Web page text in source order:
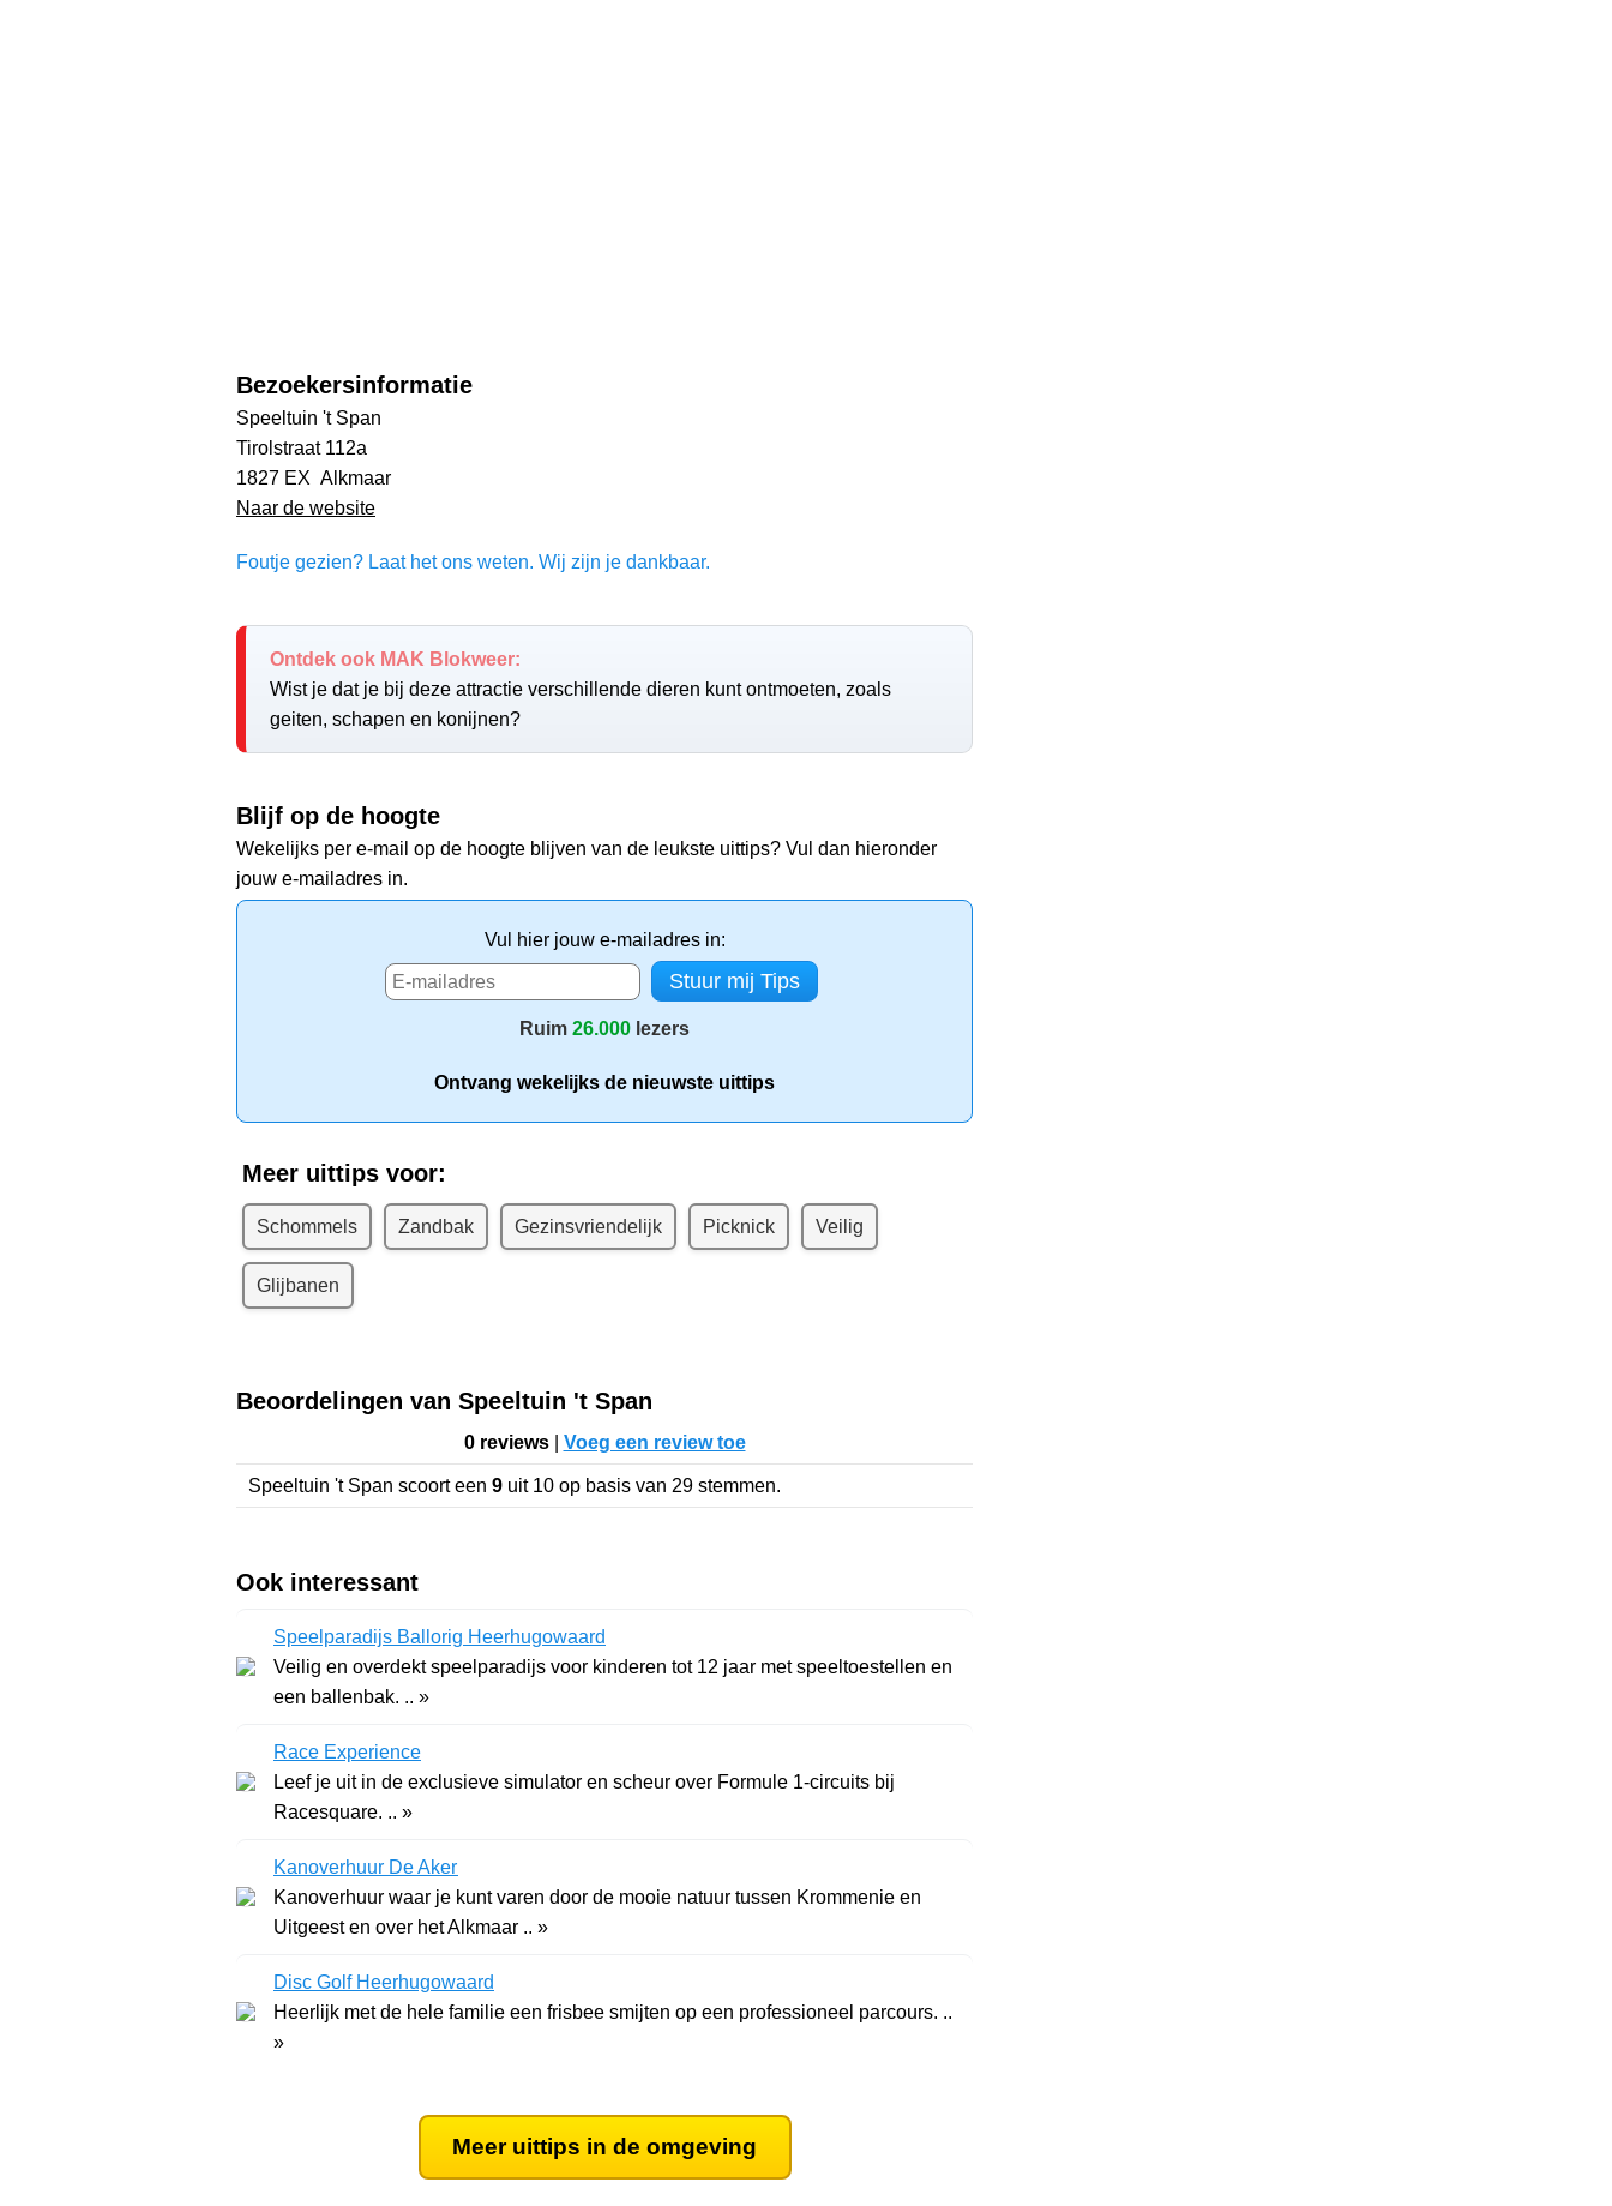
Bezoekersinformatie
Speeltuin 't Span
Tirolstraat 112a
1827 EX Alkmaar
Naar de website
Foutje gezien? Laat het ons weten. Wij zijn je dankbaar.
Ontdek ook MAK Blokweer:
Wist je dat je bij deze attractie verschillende dieren kunt ontmoeten, zoals
geiten, schapen en konijnen?
Blijf op de hoogte
Wekelijks per e-mail op de hoogte blijven van de leukste uittips? Vul dan hieronder
jouw e-mailadres in.
Vul hier jouw e-mailadres in:
Ruim 26.000 lezers
Ontvang wekelijks de nieuwste uittips
Meer uittips voor:
Schommels Zandbak Gezinsvriendelijk Picknick Veilig
Glijbanen
Beoordelingen van Speeltuin 't Span
0 reviews| Voeg een review toe
Speeltuin 't Span scoort een 9 uit 10 op basis van 29 stemmen.
Ook interessant
Speelparadijs Ballorig Heerhugowaard
Veilig en overdekt speelparadijs voor kinderen tot 12 jaar met speeltoestellen en
een ballenbak. .. »
Race Experience
Leef je uit in de exclusieve simulator en scheur over Formule 1-circuits bij
Racesquare. .. »
Kanoverhuur De Aker
Kanoverhuur waar je kunt varen door de mooie natuur tussen Krommenie en
Uitgeest en over het Alkmaar .. »
Disc Golf Heerhugowaard
Heerlijk met de hele familie een frisbee smijten op een professioneel parcours. ..
»
Meer uittips in de omgeving